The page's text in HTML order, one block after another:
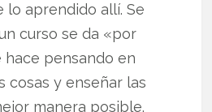
lo aprendido allí. Se
curso se da «por
hace pensando en
cosas y enseñar las
manera posible.